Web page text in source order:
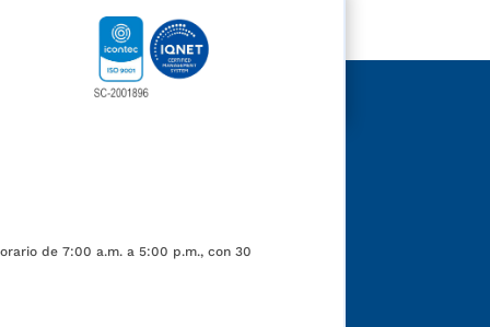
de 7:00 a.m. a 5:00 p.m., con 30